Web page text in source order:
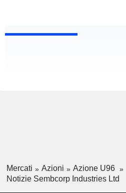
Mercati Azioni
Azione U96
Notizie Sembcorp Industries Ltd